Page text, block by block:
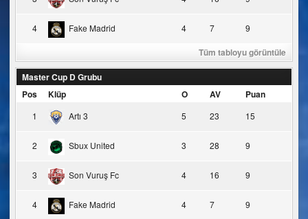
4 Fake Madrid 4 7 9
Tüm tabloyu görüntüle
Master Cup D Grubu
Pos
Klüp O AV Puan
1 Artı 3 5 23 15
2 Sbux United 3 28 9
3 Son Vuruş Fc 4 16 9
4 Fake Madrid 4 7 9